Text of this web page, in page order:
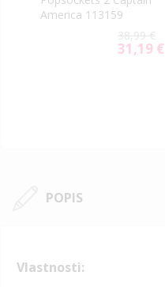
America 113159
38,99 €
Special
31,19 €
POPIS
Vlastnosti: